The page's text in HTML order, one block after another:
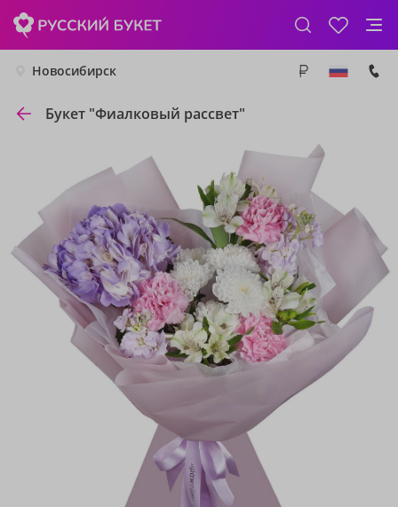
Новосибирск
Букет "Фиалковый рассвет"